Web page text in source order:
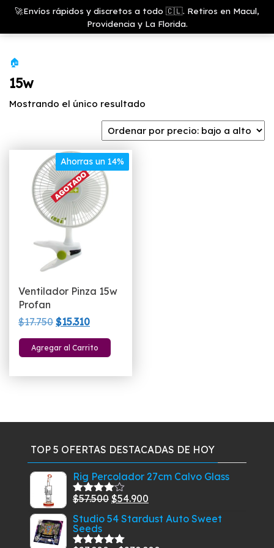
Saltar
contenido
🚀Envíos rápidos y discretos a todo 🇨🇱. Retiros en Macul,
Providencia y La Florida.
Growshop
& LED
Store
🏠
15w
Mostrando el único resultado
Ahorras un 14%
Ventilador Pinza 15w
Profan
$17.750 El
precio
original
$15.310El
precio
actual
Agregar al Carrito
TOP 5 OFERTAS DESTACADAS DE HOY
Rig Percolador 27cm Calvo Glass
Valorado
de 5
$57.500 El
precio
era:
$54.900
precio
es:
Studio 54 Stardust Auto Sweet
Seeds